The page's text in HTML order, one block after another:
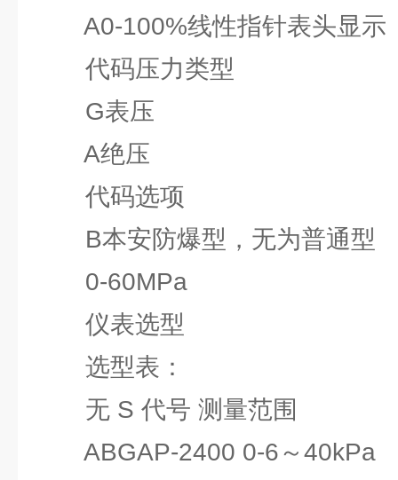
A0-100%线性指针表头显示
代码压力类型
G表压
A绝压
代码选项
B本安防爆型，无为普通型
0-60MPa
仪表选型
选型表：
无 S 代号 测量范围
ABGAP-2400 0-6～40kPa